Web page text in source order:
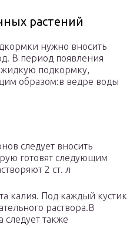
растений
нужно вносить
В период появления
жидкую подкормку,
образом:в ведре воды
следует вносить
готовят следующим
2 ст. л
калия. Под каждый кустик
раствора.В
следует также